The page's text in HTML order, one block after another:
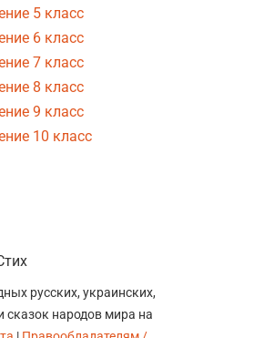
5 класс
6 класс
7 класс
8 класс
9 класс
10 класс
русских, украинских,
сказок народов мира на